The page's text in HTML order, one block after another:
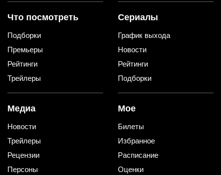
Что посмотреть
Подборки
Премьеры
Рейтинги
Трейлеры
Сериалы
График выхода
Новости
Рейтинги
Подборки
Медиа
Новости
Трейлеры
Рецензии
Персоны
Мое
Билеты
Избранное
Расписание
Оценки